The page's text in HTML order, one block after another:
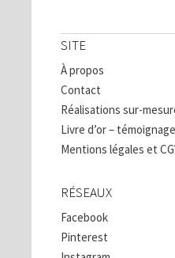
SITE
À propos
Contact
Réalisations sur-
Livre d’or –
Mentions légales et
RÉSEAUX
Facebook
Pinterest